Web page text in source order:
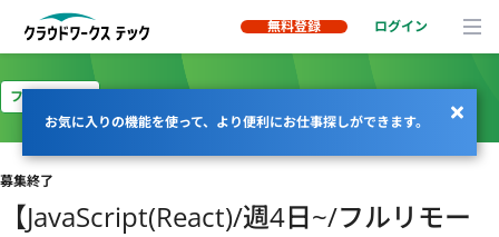
無料登録 ログイン
お気に入りの機能を使って、より便利にお仕事探しができます。
フルリモート
募集終了
【JavaScript(React)/週4日~/フルリモー